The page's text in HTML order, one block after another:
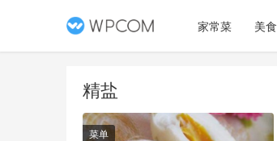
家常菜 美食
精盐
菜单